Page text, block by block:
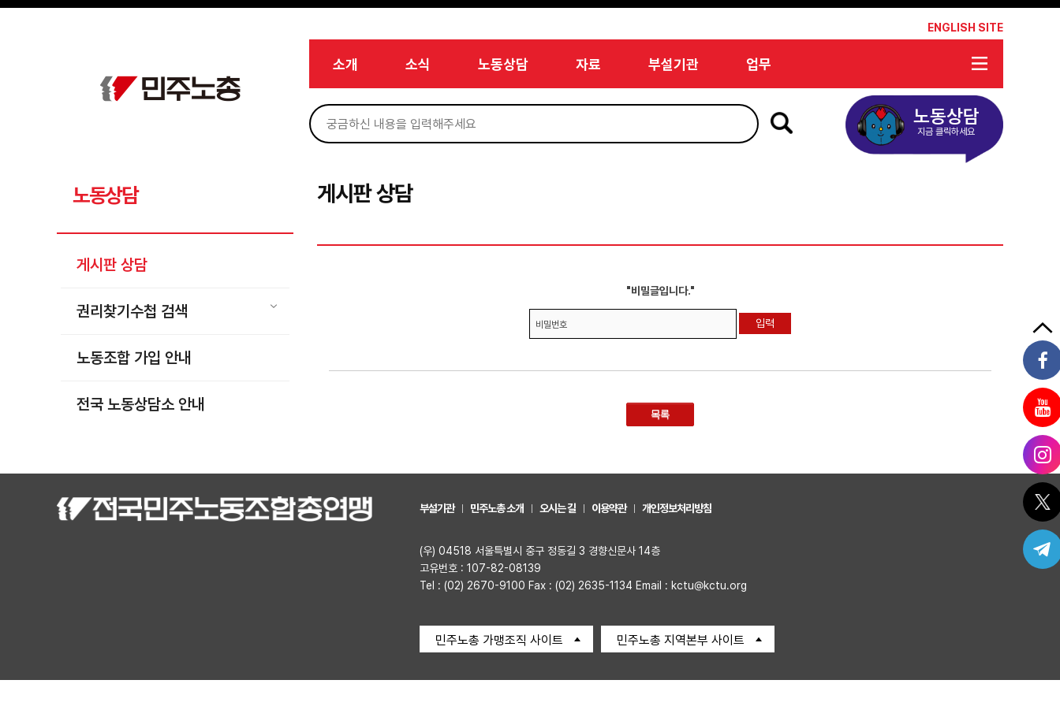
메뉴 건너뛰기
ENGLISH SITE
소개 소식 노동상담 자료 부설기관 업무
노동상담
지금 클릭하세요
노동상담
게시판 상담
권리찾기수첩 검색
노동조합 가입 안내
전국 노동상담소 안내
게시판 상담
"비밀글입니다."
비밀번호
목록
부설기관 민주노총 소개 오시는 길 이용약관 개인정보처리방침
(우) 04518 서울특별시 중구 정동길 3 경향신문사 14층
고유번호 : 107-82-08139
Tel : (02) 2670-9100 Fax : (02) 2635-1134 Email : kctu@kctu.org
민주노총 가맹조직 사이트 민주노총 지역본부 사이트
권리찾기수첩 검색
찾아보기
노동조합 가입 안내
Sketchbook5, 스케치북5
Sketchbook5, 스케치북5